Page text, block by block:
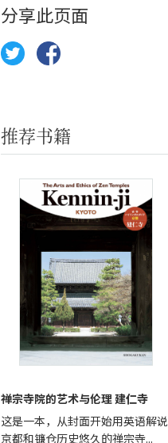
分享此页面
推荐书籍
禅宗寺院的艺术与伦理 建仁寺
这是一本，从封面开始用英语解说
京都和镰仓历史悠久的禅宗寺...